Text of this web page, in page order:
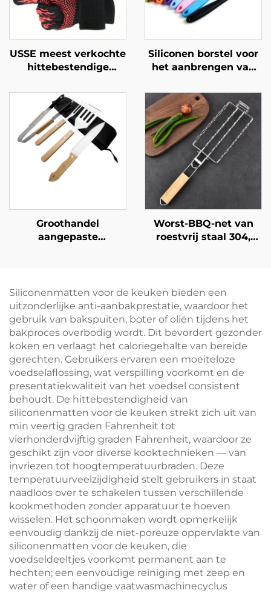
USSE meest verkochte
hittebestendige
BBQ-handschoenen en
ovenhandschoenen,
vuurbestendig en
warmte-isolerend,
LFGB-gecertificeerd
Siliconen borstel voor
het aanbrengen van
bakken en barbecuen
in de keuken –
voedselveilig,
duurzaam,
herbruikbaar en
milieuvriendelijk
Groothandel
aangepaste
voor thuisgebruik;
inclusief tangen,
keukenmes met
houten handvat,
spatel en vork
Worst-BBQ-net van
roestvrij staal 304,
draagbare BBQ-netclip
Siliconenmatten voor de keuken bieden een
uitzonderlijke anti-aanbakprestatie, waardoor het
gebruik van bakspuiten, boter of oliën tijdens het
bakproces overbodig wordt. Dit bevordert gezonder
koken en verlaagt het caloriegehalte van bereide
gerechten. Gebruikers ervaren een moeiteloze
voedselaflossing, wat verspilling voorkomt en de
presentatiekwaliteit van het voedsel consistent
behoudt. De hittebestendigheid van
siliconenmatten voor de keuken strekt zich uit van
min veertig graden Fahrenheit tot
vierhonderdvijftig graden Fahrenheit, waardoor ze
geschikt zijn voor diverse kooktechnieken — van
invriezen tot hoogtemperatuurbraden. Deze
temperatuurveelzijdigheid stelt gebruikers in staat
naadloos over te schakelen tussen verschillende
kookmethoden zonder apparatuur te hoeven
wisselen. Het schoonmaken wordt opmerkelijk
eenvoudig dankzij de niet-poreuze oppervlakte van
siliconenmatten voor de keuken, die
voedseldeeltjes voorkomt permanent aan te
hechten; een eenvoudige reiniging met zeep en
water of een handige vaatwasmachinecyclus